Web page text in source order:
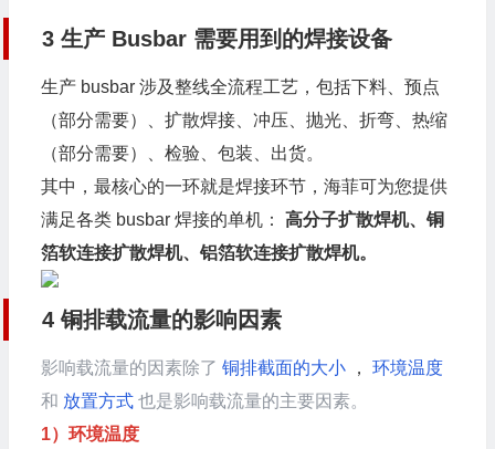
3 生产 Busbar 需要用到的焊接设备
生产 busbar 涉及整线全流程工艺，包括下料、预点
（部分需要）、扩散焊接、冲压、抛光、折弯、热缩
（部分需要）、检验、包装、出货。
其中，最核心的一环就是焊接环节，海菲可为您提供
满足各类 busbar 焊接的单机： 高分子扩散焊机、铜
箔软连接扩散焊机、铝箔软连接扩散焊机。
4 铜排载流量的影响因素
影响载流量的因素除了 铜排截面的大小 ， 环境温度
和 放置方式 也是影响载流量的主要因素。
1）环境温度